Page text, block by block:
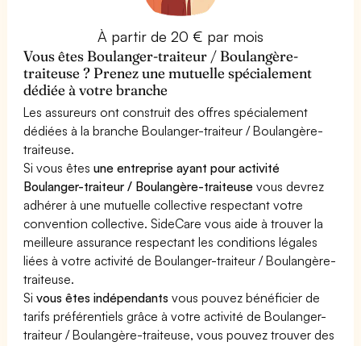
À partir de 20 € par mois
Vous êtes Boulanger-traiteur / Boulangère-
traiteuse ? Prenez une mutuelle spécialement
dédiée à votre branche
Les assureurs ont construit des offres spécialement
dédiées à la branche Boulanger-traiteur / Boulangère-
traiteuse.
Si vous êtesune entreprise ayant pour activité
Boulanger-traiteur / Boulangère-traiteuse vous devrez
adhérer à une mutuelle collective respectant votre
convention collective. SideCare vous aide à trouver la
meilleure assurance respectant les conditions légales
liées à votre activité de Boulanger-traiteur / Boulangère-
traiteuse.
Sivous êtes indépendants vous pouvez bénéficier de
tarifs préférentiels grâce à votre activité de Boulanger-
traiteur / Boulangère-traiteuse, vous pouvez trouver des